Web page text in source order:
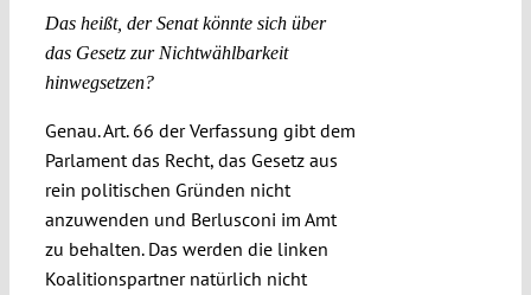
Das heißt, der Senat könnte sich über
das Gesetz zur Nichtwählbarkeit
hinwegsetzen?
Genau. Art. 66 der Verfassung gibt dem
Parlament das Recht, das Gesetz aus
rein politischen Gründen nicht
anzuwenden und Berlusconi im Amt
zu behalten. Das werden die linken
Koalitionspartner natürlich nicht